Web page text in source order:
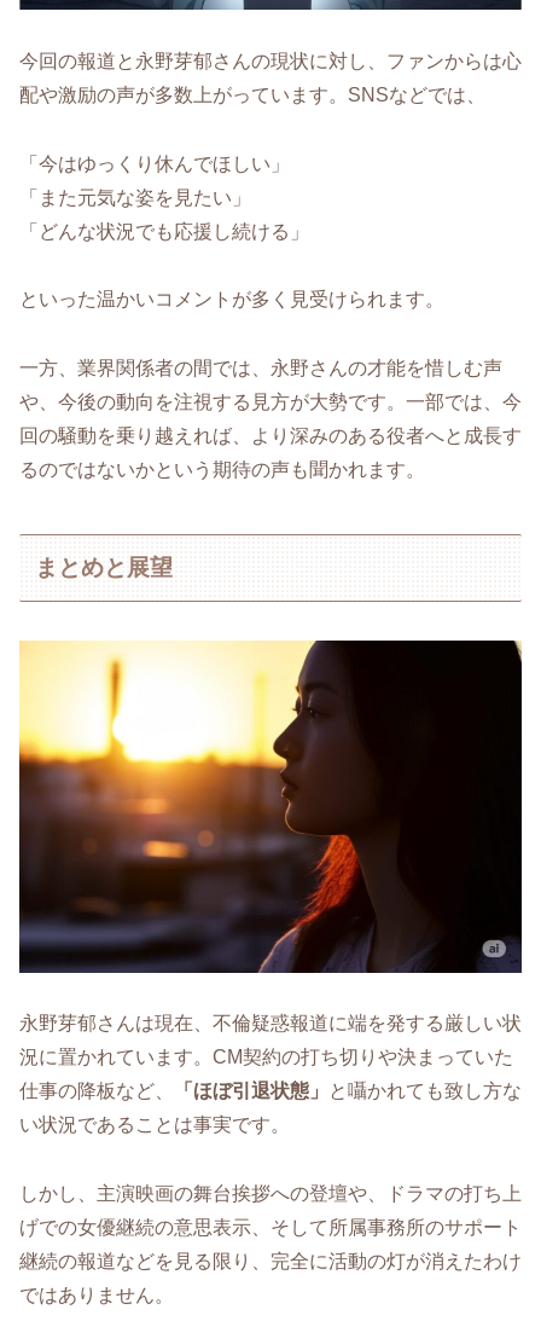
今回の報道と永野芽郁さんの現状に対し、ファンからは心
配や激励の声が多数上がっています。SNSなどでは、
「今はゆっくり休んでほしい」
「また元気な姿を見たい」
「どんな状況でも応援し続ける」
といった温かいコメントが多く見受けられます。
一方、業界関係者の間では、永野さんの才能を惜しむ声
や、今後の動向を注視する見方が大勢です。一部では、今
回の騒動を乗り越えれば、より深みのある役者へと成長す
るのではないかという期待の声も聞かれます。
まとめと展望
永野芽郁さんは現在、不倫疑惑報道に端を発する厳しい状
況に置かれています。CM契約の打ち切りや決まっていた
仕事の降板など、
「ほぼ引退状態」
と囁かれても致し方な
い状況であることは事実です。
しかし、主演映画の舞台挨拶への登壇や、ドラマの打ち上
げでの女優継続の意思表示、そして所属事務所のサポート
継続の報道などを見る限り、完全に活動の灯が消えたわけ
ではありません。